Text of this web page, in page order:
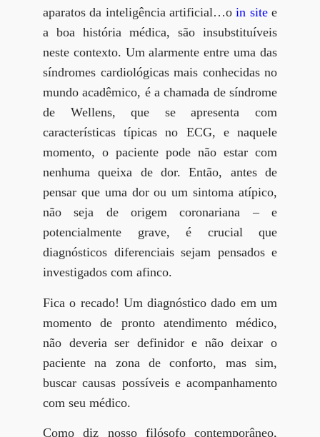
aparatos da inteligência artificial…oin sitee
a boa história médica, são insubstituíveis
neste contexto. Um alarmente entre uma das
síndromes cardiológicas mais conhecidas no
mundo acadêmico, é a chamada de síndrome
de Wellens, que se apresenta com
características típicas no ECG, e naquele
momento, o paciente pode não estar com
nenhuma queixa de dor. Então, antes de
pensar que uma dor ou um sintoma atípico,
não seja de origem coronariana – e
potencialmente grave, é crucial que
diagnósticos diferenciais sejam pensados e
investigados com afinco.
Fica o recado! Um diagnóstico dado em um
momento de pronto atendimento médico,
não deveria ser definidor e não deixar o
paciente na zona de conforto, mas sim,
buscar causas possíveis e acompanhamento
com seu médico.
Como diz nosso filósofo contemporâneo,